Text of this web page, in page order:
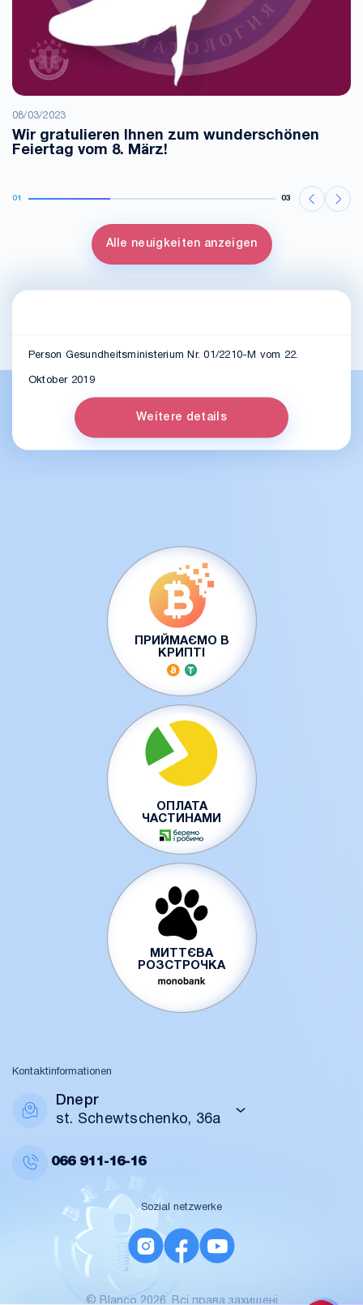
08/03/2023
Wir gratulieren Ihnen zum wunderschönen
Feiertag vom 8. März!
01 03
Alle neuigkeiten anzeigen
Person Gesundheitsministerium Nr. 01/2210-M vom 22.
Oktober 2019
Weitere details
ПРИЙМАЄМО В
КРИПТІ
ОПЛАТА
ЧАСТИНАМИ
МИТТЄВА
РОЗСТРОЧКА
Kontaktinformationen
Dnepr
st. Schewtschenko, 36a
066911-16-16
Sozial netzwerke
© Blanco 2026. Всі права захищені